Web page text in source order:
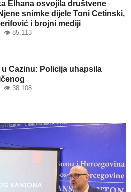
Elhana osvojila društvene
snimke dijele Toni Cetinski,
i brojni mediji
👁 85.113
Cazinu: Policija uhapsila
👁 38.108